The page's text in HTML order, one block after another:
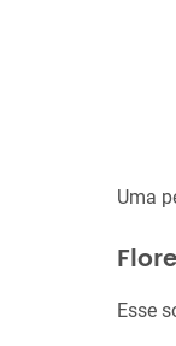
Uma
Esse